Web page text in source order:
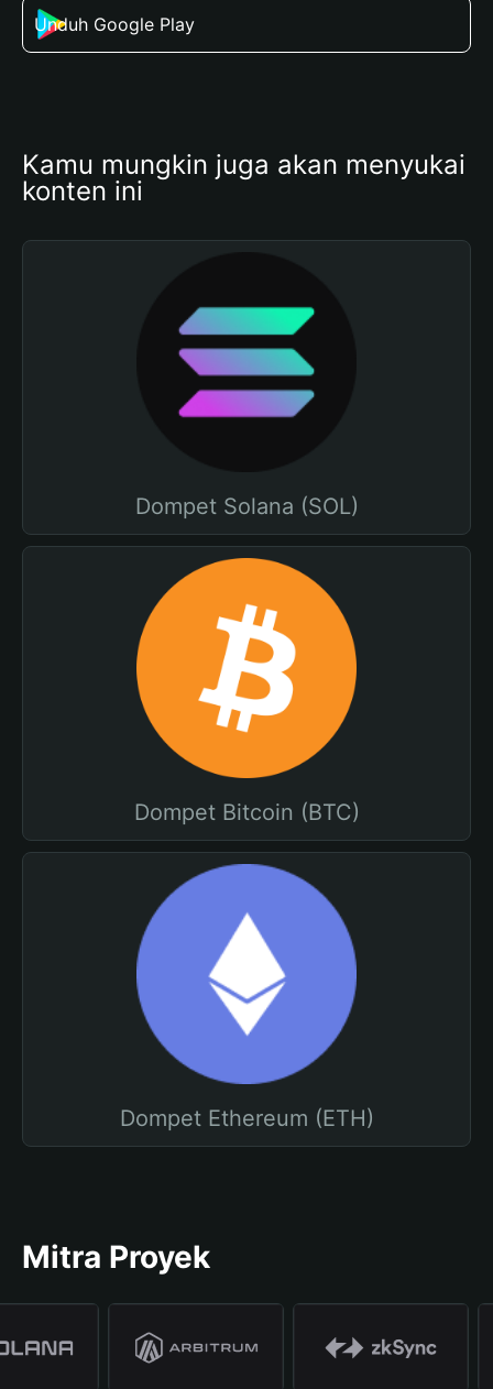
Unduh Google Play
Kamu mungkin juga akan menyukai
konten ini
Dompet Solana (SOL)
Dompet Bitcoin (BTC)
Dompet Ethereum (ETH)
Mitra Proyek